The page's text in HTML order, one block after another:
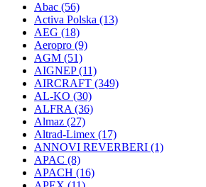
Abac (56)
Activa Polska (13)
AEG (18)
Aeropro (9)
AGM (51)
AIGNEP(11)
AIRCRAFT (349)
AL-KO (30)
ALFRA (36)
Almaz (27)
Altrad-Limex (17)
ANNOVI REVERBERI (1)
APAC (8)
APACH (16)